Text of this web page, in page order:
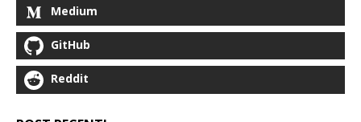
Medium
GitHub
Reddit